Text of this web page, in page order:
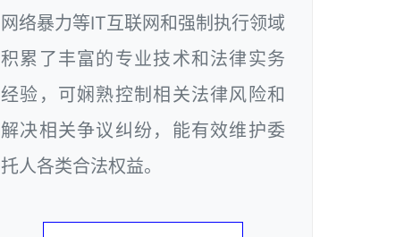
网络暴力等IT互联网和强制执行领域
积累了丰富的专业技术和法律实务
经验，可娴熟控制相关法律风险和
解决相关争议纠纷，能有效维护委
托人各类合法权益。